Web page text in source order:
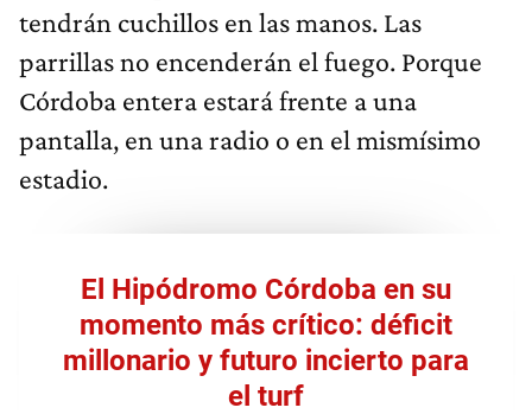
tendrán cuchillos en las manos. Las
parrillas no encenderán el fuego. Porque
Córdoba entera estará frente a una
pantalla, en una radio o en el mismísimo
estadio.
El Hipódromo Córdoba en su
momento más crítico: déficit
millonario y futuro incierto para
el turf